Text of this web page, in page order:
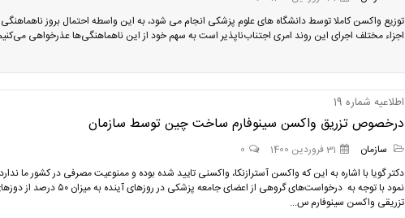
توزیع واکسن کاملا توسط دانشگاه های علوم پزشکی انجام می شود، به این واسطه احتمال بروز
اجزاء مختلف اجرای این روند امری اجتناب‌ناپذیر است به سهم خود از این ناهماهنگی‌ها عذرخواهی
اطلاعیه شماره 19
درخصوص تزریق واکسن سینوفارم ساخت چین توسط سازمان
سازمان 31 فروردین 1400
0
دکتر گویا با اشاره به این ‌که واکسن آسترازنکا، واکسنی تایید شده بوده و ممنوعیت مصرفی در کشور ما
نمود با توجه به درخواست‌های گروهی از اعضای جامعه پزشکی در روزهای آینده به میزان ۵۰
تزریقی واکسن سینوفارم س...